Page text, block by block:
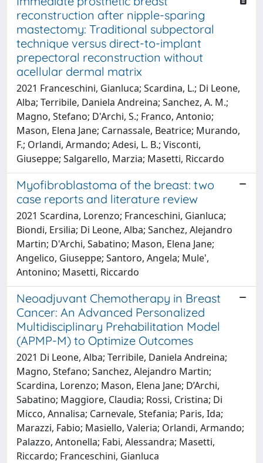
reconstruction after nipple-sparing
mastectomy: Traditional subpectoral
technique versus direct-to-implant
prepectoral reconstruction without
acellular dermal matrix
2021 Franceschini, Gianluca; Scardina, L.; Di Leone,
Alba; Terribile, Daniela Andreina; Sanchez, A. M.;
Magno, Stefano; D'Archi, S.; Franco, Antonio;
Mason, Elena Jane; Carnassale, Beatrice; Murando,
F.; Orlandi, Armando; Adesi, L. B.; Visconti,
Giuseppe; Salgarello, Marzia; Masetti, Riccardo
Myofibroblastoma of the breast: two
case reports and literature review
2021 Scardina, Lorenzo; Franceschini, Gianluca;
Biondi, Ersilia; Di Leone, Alba; Sanchez, Alejandro
Martin; D'Archi, Sabatino; Mason, Elena Jane;
Angelico, Giuseppe; Santoro, Angela; Mule',
Antonino; Masetti, Riccardo
Neoadjuvant Chemotherapy in Breast
Cancer: An Advanced Personalized
Multidisciplinary Prehabilitation Model
(APMP-M) to Optimize Outcomes
2021 Di Leone, Alba; Terribile, Daniela Andreina;
Magno, Stefano; Sanchez, Alejandro Martin;
Scardina, Lorenzo; Mason, Elena Jane; D’Archi,
Sabatino; Maggiore, Claudia; Rossi, Cristina; Di
Micco, Annalisa; Carnevale, Stefania; Paris, Ida;
Marazzi, Fabio; Masiello, Valeria; Orlandi, Armando;
Palazzo, Antonella; Fabi, Alessandra; Masetti,
Riccardo; Franceschini, Gianluca